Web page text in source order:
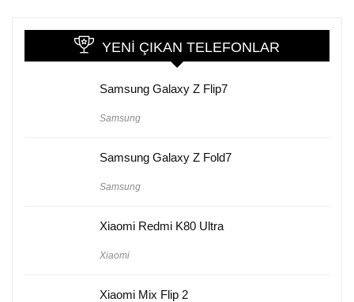
YENI ÇIKAN TELEFONLAR
Samsung Galaxy Z Flip7
Samsung
Samsung Galaxy Z Fold7
Samsung
Xiaomi Redmi K80 Ultra
Xiaomi
Xiaomi Mix Flip 2